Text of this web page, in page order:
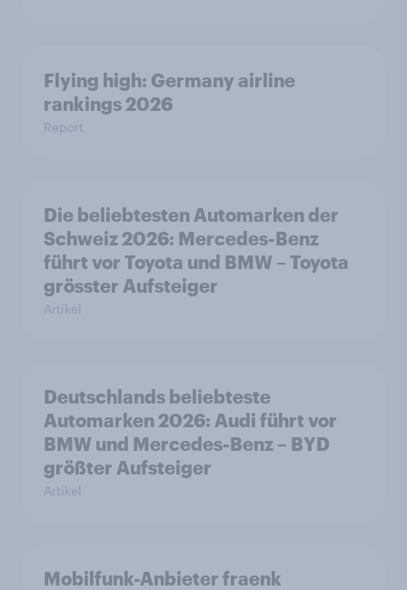
Flying high: Germany airline
rankings 2026
Report
Die beliebtesten Automarken der
Schweiz 2026: Mercedes-Benz
führt vor Toyota und BMW – Toyota
grösster Aufsteiger
Artikel
Deutschlands beliebteste
Automarken 2026: Audi führt vor
BMW und Mercedes-Benz – BYD
größter Aufsteiger
Artikel
Mobilfunk-Anbieter fraenk